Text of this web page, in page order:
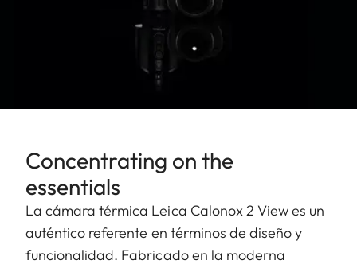
Concentrating on the
essentials
La cámara térmica Leica Calonox 2 View es un
auténtico referente en términos de diseño y
funcionalidad. Fabricado en la moderna